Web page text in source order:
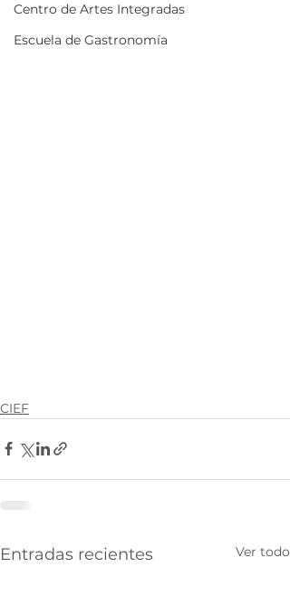
Centro de Artes Integradas
Escuela de Gastronomía
CIEF
Entradas recientes Ver todo